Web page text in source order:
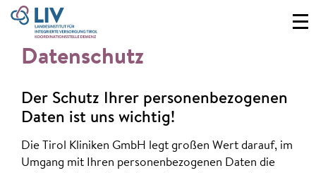
Datenschutz
Der Schutz Ihrer personenbezogenen
Daten ist uns wichtig!
Die Tirol Kliniken GmbH legt großen Wert darauf, im
Umgang mit Ihren personenbezogenen Daten die